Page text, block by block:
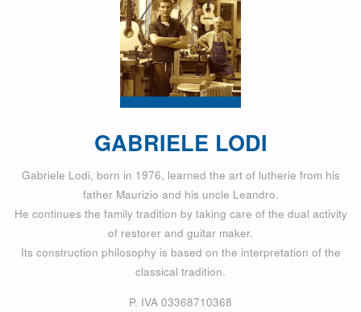
GABRIELE LODI
Gabriele Lodi, born in 1976, learned the art of lutherie from his
father Maurizio and his uncle Leandro.
He continues the family tradition by taking care of the dual activity
of restorer and guitar maker.
Its construction philosophy is based on the interpretation of the
classical tradition.
P. IVA 03368710368